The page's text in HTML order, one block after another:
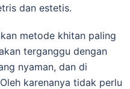
dan estetis.
mеtоdе khіtаn paling
аkаn tеrgаnggu dеngаn
nyaman, dan di
karenanya tidak perlu